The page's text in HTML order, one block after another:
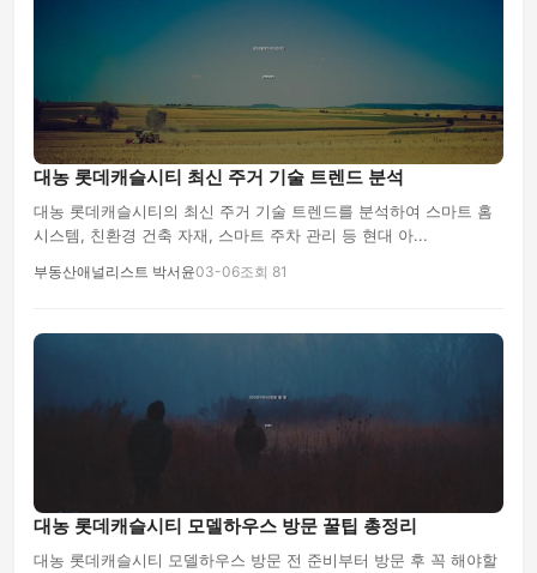
대농 롯데캐슬시티 최신 주거 기술 트렌드 분석
대농 롯데캐슬시티의 최신 주거 기술 트렌드를 분석하여 스마트 홈
시스템, 친환경 건축 자재, 스마트 주차 관리 등 현대 아...
부동산애널리스트 박서윤03-06조회 81
대농 롯데캐슬시티 모델하우스 방문 꿀팁 총정리
대농 롯데캐슬시티 모델하우스 방문 전 준비부터 방문 후 꼭 해야할